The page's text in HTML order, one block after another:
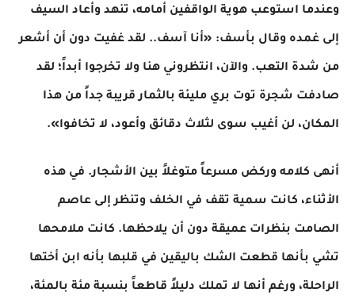
​وعندما استوعب هوية الواقفين أمامه، تنهد وأعاد السيف
إلى غمده وقال بأسف: «أنا آسف.. لقد غفيت دون أن أشعر
من شدة التعب. والآن، انتظروني هنا ولا تخرجوا أبداً؛ لقد
صادفت شجرة توت بري مليئة بالثمار قريبة جداً من هذا
المكان، لن أغيب سوى لثلاث دقائق وأعود، لا تخافوا».
​أنهى كلامه وركض مسرعاً متوغلاً بين الأشجار. في هذه
الأثناء، كانت سمية تقف في الخلف وتنظر إلى عاصم
الصامت بنظرات عميقة دون أن يلاحظها. كانت ملامحها
تشي بأنها قطعت الشك باليقين في قلبها بأنه ابن أختها
الراحلة، ورغم أنها لا تملك دليلاً قاطعاً بنسبة مئة بالمئة،